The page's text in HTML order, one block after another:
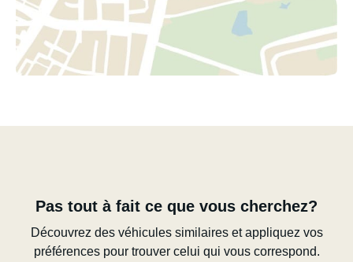
Pas tout à fait ce que vous cherchez?
Découvrez des véhicules similaires et appliquez vos
préférences pour trouver celui qui vous correspond.